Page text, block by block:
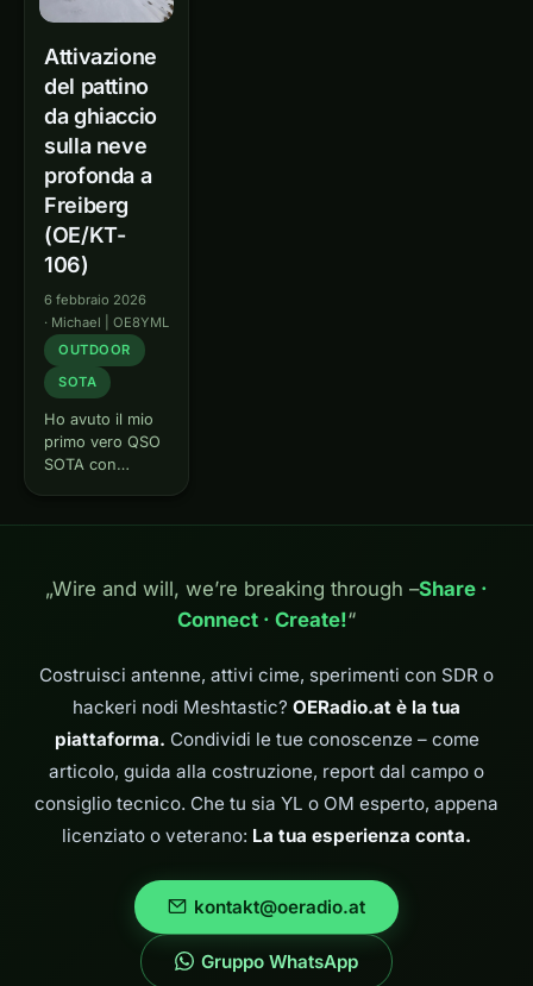
Attivazione
del pattino
da ghiaccio
sulla neve
profonda a
Freiberg
(OE/KT-
106)
6 febbraio 2026
· Michael | OE8YML
OUTDOOR
SOTA
Ho avuto il mio
primo vero QSO
SOTA con
giugno 2025.
Arnold OE1IAH
persone appena
la sua
protezione…
„Wire and will, we’re breaking through –Share ·
Connect · Create!“
Costruisci antenne, attivi cime, sperimenti con SDR o
hackeri nodi Meshtastic? OERadio.at è la tua
piattaforma. Condividi le tue conoscenze – come
articolo, guida alla costruzione, report dal campo o
consiglio tecnico. Che tu sia YL o OM esperto, appena
licenziato o veterano: La tua esperienza conta.
kontakt@oeradio.at
Gruppo WhatsApp